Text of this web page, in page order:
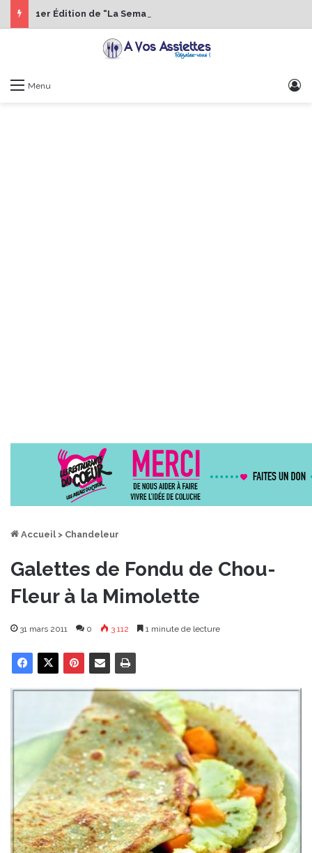
Menu
Accueil > Chandeleur
Galettes de Fondu de Chou-
Fleur à la Mimolette
31 mars 2011 0 3 112 1 minute de lecture